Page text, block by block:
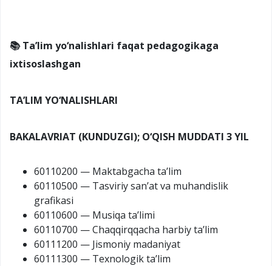
📚 Ta’lim yo‘nalishlari faqat pedagogikaga
ixtisoslashgan
TA’LIM YO‘NALISHLARI
BAKALAVRIAT (KUNDUZGI); O‘QISH MUDDATI 3 YIL
60110200 — Maktabgacha ta’lim
60110500 — Tasviriy san’at va muhandislik
grafikasi
60110600 — Musiqa ta’limi
60110700 — Chaqqirqqacha harbiy ta’lim
60111200 — Jismoniy madaniyat
60111300 — Texnologik ta’lim